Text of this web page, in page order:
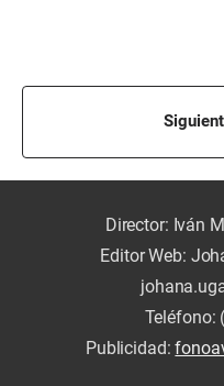
Director: Iván
Editor Web:
Teléfono:
Publicidad: